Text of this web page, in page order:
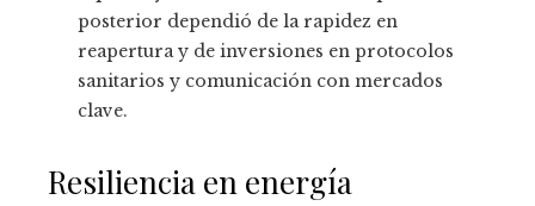
posterior dependió de la rapidez en
reapertura y de inversiones en protocolos
sanitarios y comunicación con mercados
clave.
Resiliencia en energía